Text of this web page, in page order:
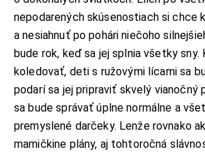
nepodarených skúsenostiach si chce
a nesiahnuť po pohári niečoho
bude rok, keď sa jej splnia všetky sny.
koledovať, deti s ružovými lícami sa
podarí sa jej pripraviť skvelý vianočný
sa bude správať úplne normálne a
premyslené darčeky. Lenže rovnako
mamičkine plány, aj tohtoročná